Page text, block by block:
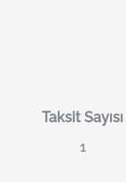
Taksit Sayısı
1